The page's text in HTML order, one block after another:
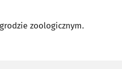
zoologicznym.